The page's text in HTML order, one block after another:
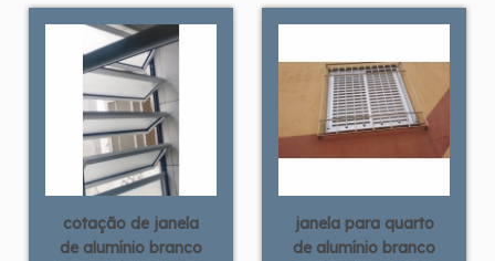
cotação de janela
de alumínio branco
janela para quarto
de alumínio branco